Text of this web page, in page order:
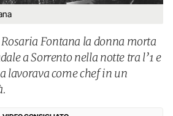
Fontana la donna morta
a Sorrento nella notte tra l’1 e
lavorava come chef in un